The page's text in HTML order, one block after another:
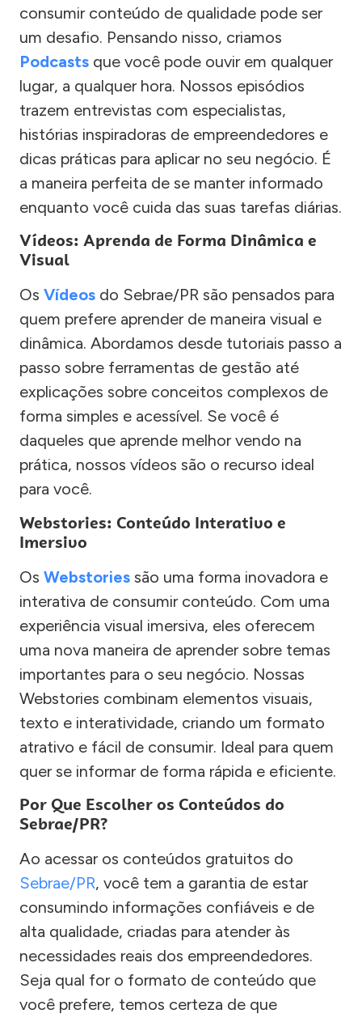
consumir conteúdo de qualidade pode ser
um desafio. Pensando nisso, criamos
Podcasts que você pode ouvir em qualquer
lugar, a qualquer hora. Nossos episódios
trazem entrevistas com especialistas,
histórias inspiradoras de empreendedores e
dicas práticas para aplicar no seu negócio. É
a maneira perfeita de se manter informado
enquanto você cuida das suas tarefas diárias.
Vídeos: Aprenda de Forma Dinâmica e
Visual
Os Vídeos do Sebrae/PR são pensados para
quem prefere aprender de maneira visual e
dinâmica. Abordamos desde tutoriais passo a
passo sobre ferramentas de gestão até
explicações sobre conceitos complexos de
forma simples e acessível. Se você é
daqueles que aprende melhor vendo na
prática, nossos vídeos são o recurso ideal
para você.
Webstories: Conteúdo Interativo e
Imersivo
Os Webstories são uma forma inovadora e
interativa de consumir conteúdo. Com uma
experiência visual imersiva, eles oferecem
uma nova maneira de aprender sobre temas
importantes para o seu negócio. Nossas
Webstories combinam elementos visuais,
texto e interatividade, criando um formato
atrativo e fácil de consumir. Ideal para quem
quer se informar de forma rápida e eficiente.
Por Que Escolher os Conteúdos do
Sebrae/PR?
Ao acessar os conteúdos gratuitos do
Sebrae/PR, você tem a garantia de estar
consumindo informações confiáveis e de
alta qualidade, criadas para atender às
necessidades reais dos empreendedores.
Seja qual for o formato de conteúdo que
você prefere, temos certeza de que